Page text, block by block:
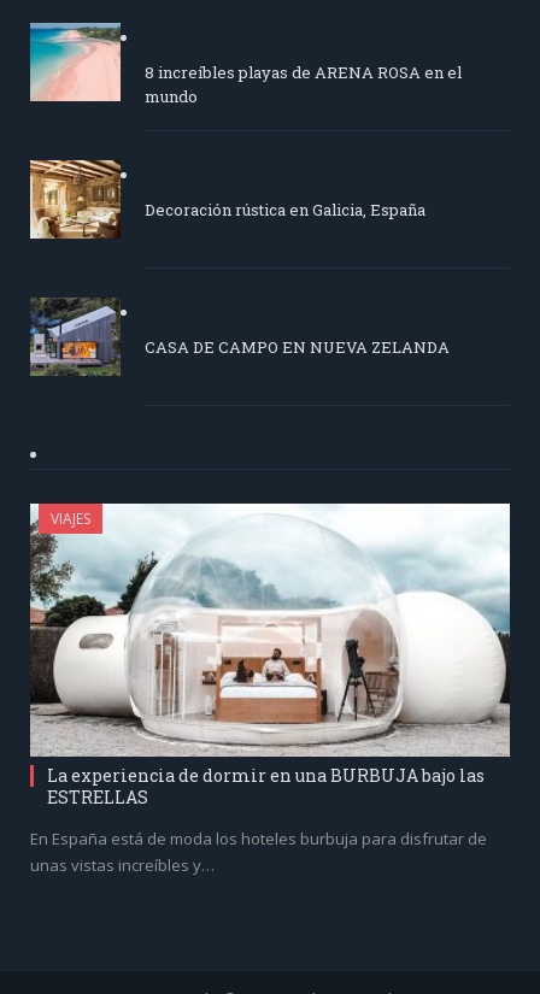
8 increíbles playas de ARENA ROSA en el
mundo
Decoración rústica en Galicia, España
CASA DE CAMPO EN NUEVA ZELANDA
VIAJES
La experiencia de dormir en una BURBUJA bajo las
ESTRELLAS
En España está de moda los hoteles burbuja para disfrutar de
unas vistas increíbles y…